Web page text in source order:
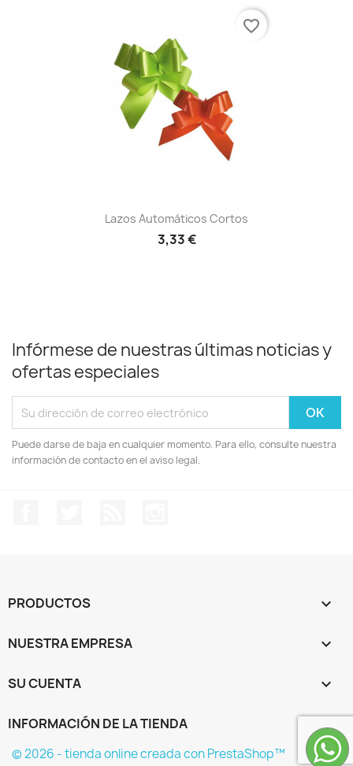
Lazos Automáticos Cortos
3,33 €
favorite_border
Infórmese de nuestras últimas noticias y
ofertas especiales
Puede darse de baja en cualquier momento. Para ello, consulte nuestra
información de contacto en el aviso legal.
PRODUCTOS 
NUESTRA EMPRESA 
SU CUENTA 
INFORMACIÓN DE LA TIENDA keyboard_arrow_down
© 2026 - tienda online creada con PrestaShop™